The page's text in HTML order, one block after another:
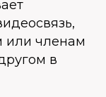
или членам
в